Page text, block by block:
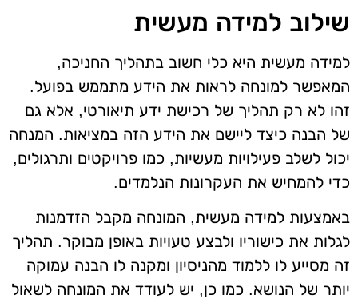
שילוב למידה מעשית
למידה מעשית היא כלי חשוב בתהליך החניכה,
המאפשר למונחה לראות את הידע מתממש בפועל.
זהו לא רק תהליך של רכישת ידע תיאורטי, אלא גם
של הבנה כיצד ליישם את הידע הזה במציאות. המנחה
יכול לשלב פעילויות מעשיות, כמו פרויקטים ותרגולים,
כדי להמחיש את העקרונות הנלמדים.
באמצעות למידה מעשית, המונחה מקבל הזדמנות
לגלות את כישוריו ולבצע טעויות באופן מבוקר. תהליך
זה מסייע לו ללמוד מהניסיון ומקנה לו הבנה עמוקה
יותר של הנושא. כמו כן, יש לעודד את המונחה לשאול